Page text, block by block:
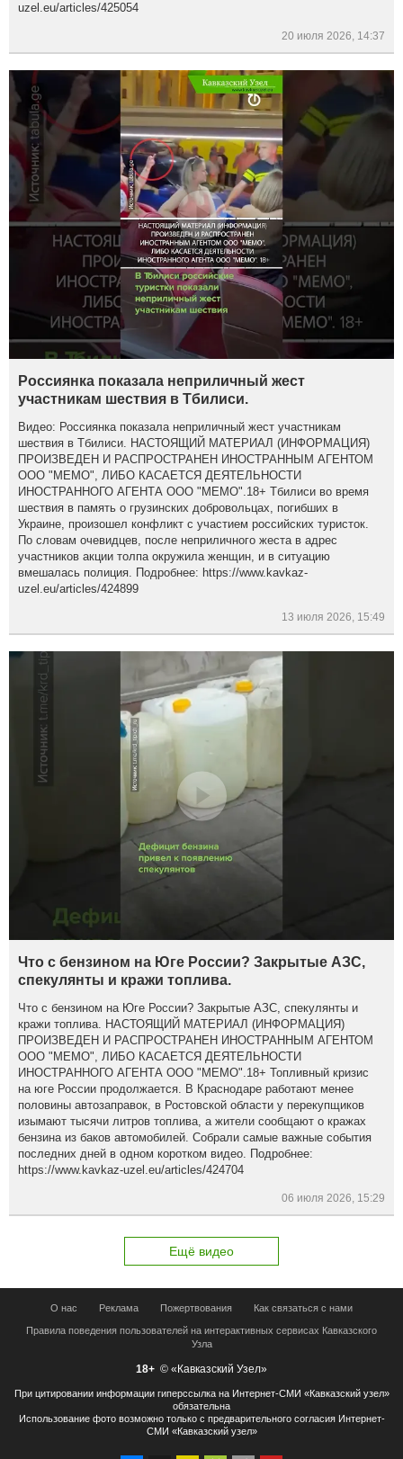
uzel.eu/articles/425054
20 июля 2026, 14:37
Россиянка показала неприличный жест
участникам шествия в Тбилиси.
Видео: Россиянка показала неприличный жест участникам
шествия в Тбилиси. НАСТОЯЩИЙ МАТЕРИАЛ (ИНФОРМАЦИЯ)
ПРОИЗВЕДЕН И РАСПРОСТРАНЕН ИНОСТРАННЫМ АГЕНТОМ
ООО "МЕМО", ЛИБО КАСАЕТСЯ ДЕЯТЕЛЬНОСТИ
ИНОСТРАННОГО АГЕНТА ООО "МЕМО".18+ Тбилиси во время
шествия в память о грузинских добровольцах, погибших в
Украине, произошел конфликт с участием российских туристок.
По словам очевидцев, после неприличного жеста в адрес
участников акции толпа окружила женщин, и в ситуацию
вмешалась полиция. Подробнее: https://www.kavkaz-
uzel.eu/articles/424899
13 июля 2026, 15:49
Что с бензином на Юге России? Закрытые АЗС,
спекулянты и кражи топлива.
Что с бензином на Юге России? Закрытые АЗС, спекулянты и
кражи топлива. НАСТОЯЩИЙ МАТЕРИАЛ (ИНФОРМАЦИЯ)
ПРОИЗВЕДЕН И РАСПРОСТРАНЕН ИНОСТРАННЫМ АГЕНТОМ
ООО "МЕМО", ЛИБО КАСАЕТСЯ ДЕЯТЕЛЬНОСТИ
ИНОСТРАННОГО АГЕНТА ООО "МЕМО".18+ Топливный кризис
на юге России продолжается. В Краснодаре работают менее
половины автозаправок, в Ростовской области у перекупщиков
изымают тысячи литров топлива, а жители сообщают о кражах
бензина из баков автомобилей. Собрали самые важные события
последних дней в одном коротком видео. Подробнее:
https://www.kavkaz-uzel.eu/articles/424704
06 июля 2026, 15:29
Ещё видео
О нас Реклама Пожертвования Как связаться с нами
Правила поведения пользователей на интерактивных сервисах Кавказского
Узла
18+ © «Кавказский Узел»
При цитировании информации гиперссылка на Интернет-СМИ «Кавказский узел»
обязательна
Использование фото возможно только с предварительного согласия Интернет-
СМИ «Кавказский узел»